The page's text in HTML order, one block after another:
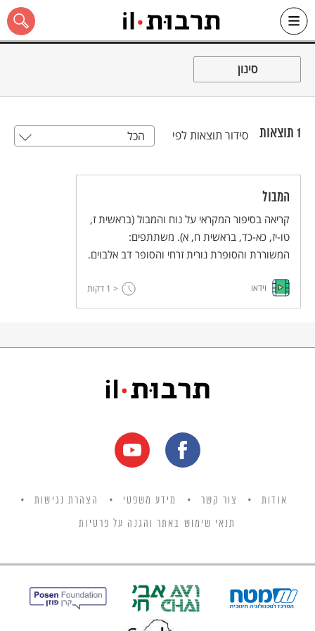
Skip
כל האתר
סינון
1 תוצאות סידור תוצאות לפי הכל
המבול
קריאה בסיפור המקראי על נוח והמבול (בראשית ז,
טו-יז, כא-כד, בראשית ח, א). משתתפים:
המשוררת והסופרת נורית זרחי והסופר דב אלבוים.
וידאו < 1 דקות
אודות צור קשר מידע משפטי הצהרת נגישות
תנאי שימוש באתר והגנה על פרטיות